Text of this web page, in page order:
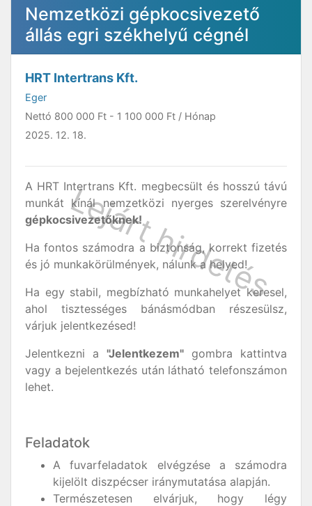
Nemzetközi gépkocsivezető
állás egri székhelyű cégnél
HRT Intertrans Kft.
Eger
Nettó 800 000 Ft - 1 100 000 Ft / Hónap
2025. 12. 18.
A HRT Intertrans Kft. megbecsült és hosszú távú
munkát kínál nemzetközi nyerges szerelvényre
gépkocsivezetőknek!
Ha fontos számodra a biztonság, korrekt fizetés
és jó munkakörülmények, nálunk a helyed!
Ha egy stabil, megbízható munkahelyet keresel,
ahol tisztességes bánásmódban részesülsz,
várjuk jelentkezésed!
Jelentkezni a "Jelentkezem" gombra kattintva
vagy a bejelentkezés után látható telefonszámon
lehet.
Feladatok
A fuvarfeladatok elvégzése a számodra
kijelölt diszpécser iránymutatása alapján.
Természetesen elvárjuk, hogy légy